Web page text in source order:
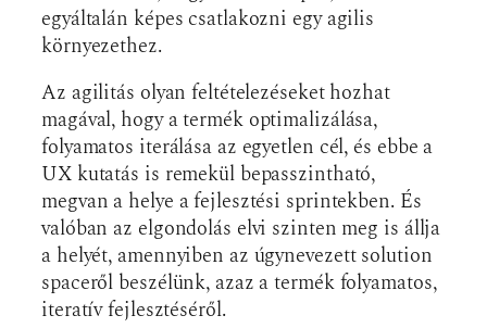
egyáltalán képes csatlakozni egy agilis
környezethez.
Az agilitás olyan feltételezéseket hozhat
magával, hogy a termék optimalizálása,
folyamatos iterálása az egyetlen cél, és ebbe a
UX kutatás is remekül bepasszintható,
megvan a helye a fejlesztési sprintekben. És
valóban az elgondolás elvi szinten meg is állja
a helyét, amennyiben az úgynevezett solution
spaceről beszélünk, azaz a termék folyamatos,
iteratív fejlesztéséről.